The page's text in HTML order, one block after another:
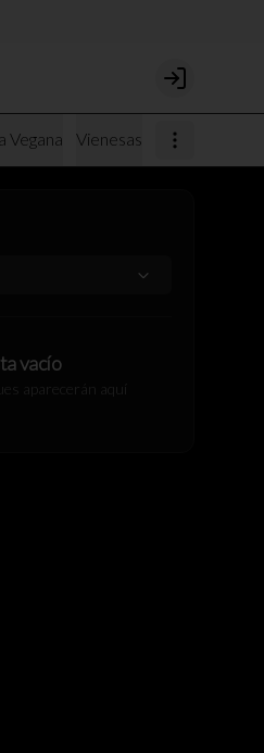
Login
Vegana Vienesas
vacío
aparecerán aquí